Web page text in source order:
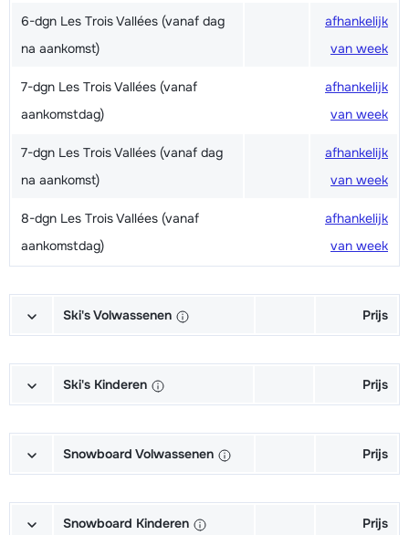
6-dgn Les Trois Vallées (vanaf dag
na aankomst)
afhankelijk
van week
7-dgn Les Trois Vallées (vanaf
aankomstdag)
afhankelijk
van week
7-dgn Les Trois Vallées (vanaf dag
na aankomst)
afhankelijk
van week
8-dgn Les Trois Vallées (vanaf
aankomstdag)
afhankelijk
van week
Ski's Volwassenen Prijs
Schoenen + Stokken (6/7 dagen)
van week
Stokken (6/7 dagen)
van week
(6/7 dagen)
van week
Ski's Kinderen Prijs
Schoenen + Stokken (6/7 dagen)
van week
Stokken (6/7 dagen)
van week
Snowboard Volwassenen Prijs
Boots (6/7 dagen)
van week
Snowboard Kinderen Prijs